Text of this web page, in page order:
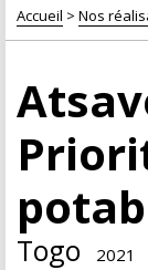
Accueil > Nos
Togo 2021